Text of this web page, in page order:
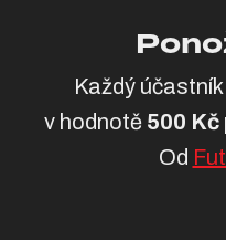
Každý
v hodnotě 500 Kč
Od